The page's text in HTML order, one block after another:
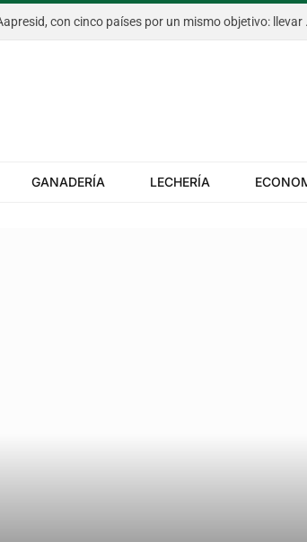
El Congreso
GANADERÍA LECHERÍA